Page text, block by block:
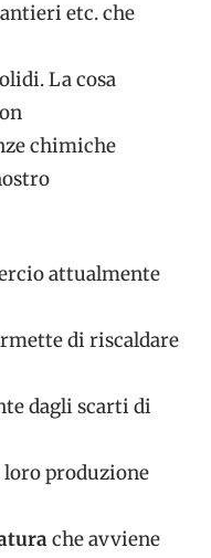
etc. che
La cosa
chimiche
attualmente
di riscaldare
dagli scarti di
produzione
che avviene